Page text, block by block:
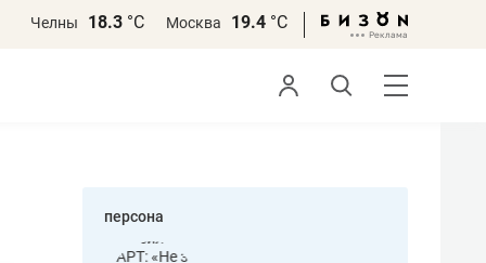
Челны 18.3 °С Москва 19.4 °С
персона